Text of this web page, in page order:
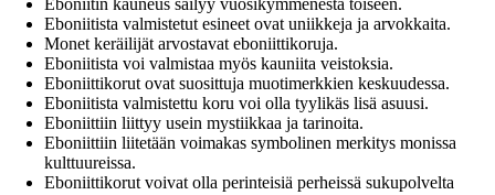
Eboniitista valmistetut esineet ovat uniikkeja ja arvokkaita.
Monet keräilijät arvostavat eboniittikoruja.
Eboniitista voi valmistaa myös kauniita veistoksia.
Eboniittikorut ovat suosittuja muotimerkkien keskuudessa.
Eboniitista valmistettu koru voi olla tyylikäs lisä asuusi.
Eboniittiin liittyy usein mystiikkaa ja tarinoita.
Eboniittiin liitetään voimakas symbolinen merkitys monissa
kulttuureissa.
Eboniittikorut voivat olla perinteisiä perheissä sukupolvelta